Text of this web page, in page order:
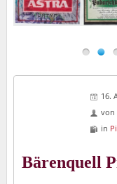
16.
von
in
Bärenquell